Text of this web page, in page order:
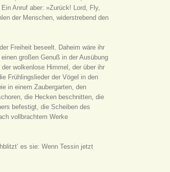
Anruf aber: »Zurück! Lord, Fly,
der Menschen, widerstrebend den
Freiheit beseelt. Daheim wäre ihr
großen Genuß in der Ausübung
wolkenlose Himmel, der über ihr
Frühlingslieder der Vögel in den
in einem Zaubergarten, den
die Hecken beschnitten, die
befestigt, die Scheiben des
vollbrachtem Werke
es sie: Wenn Tessin jetzt